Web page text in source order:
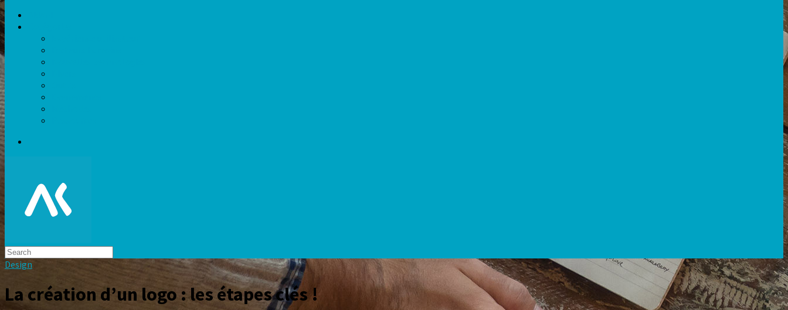
Design
La création d’un logo : les étapes clés !